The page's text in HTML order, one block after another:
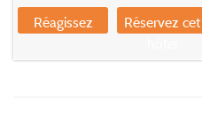
Réagissez
Réservez cet